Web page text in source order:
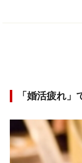
「婚活疲れ